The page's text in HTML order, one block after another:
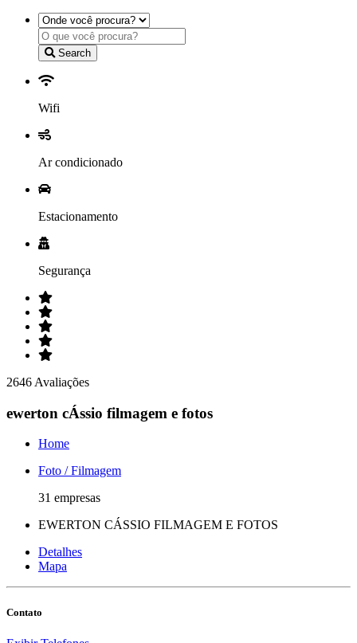
Search
Wifi
Ar condicionado
Estacionamento
Segurança
2646 Avaliações
ewerton cÁssio filmagem e fotos
Home
Foto / Filmagem
31 empresas
EWERTON CÁSSIO FILMAGEM E FOTOS
Detalhes
Mapa
Contato